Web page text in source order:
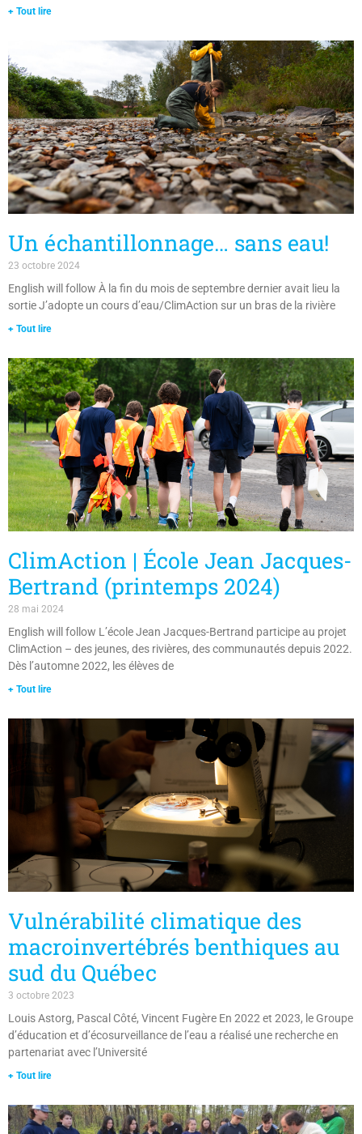
Un échantillonnage… sans eau!
English will follow À la fin du mois de septembre dernier avait lieu la
sortie J’adopte un cours d’eau/ClimAction sur un bras de la rivière
ClimAction | École Jean Jacques-
Bertrand (printemps 2024)
English will follow L’école Jean Jacques-Bertrand participe au projet
ClimAction – des jeunes, des rivières, des communautés depuis 2022.
Dès l’automne 2022, les élèves de
Vulnérabilité climatique des
macroinvertébrés benthiques au
sud du Québec
Louis Astorg, Pascal Côté, Vincent Fugère En 2022 et 2023, le Groupe
d’éducation et d’écosurveillance de l’eau a réalisé une recherche en
partenariat avec l’Université